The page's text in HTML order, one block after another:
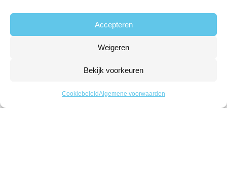
Accepteren
Weigeren
Bekijk voorkeuren
CookiebeleidAlgemene voorwaarden
Contact
info@the-candyshop.nl